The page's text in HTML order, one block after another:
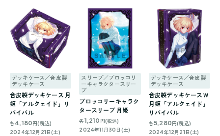
デッキケース／合皮製
デッキケース
合皮製デッキケース 月
姫「アルクェイド」リ
バイバル
各4,180 円(税込)
2024年12月21日(土)
スリーブ／ブロッコリ
ーキャラクタースリー
ブ
ブロッコリーキャラク
タースリーブ 月姫
各1,210 円(税込)
2024年11月30日(土)
デッキケース／合皮製
デッキケース
合皮製デッキケースＷ
月姫「アルクェイド」
リバイバル
各5,280 円(税込)
2024年12月21日(土)